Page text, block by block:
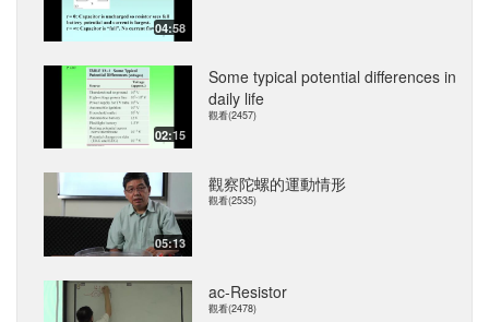
04:58
02:15
Some typical potential differences in
daily life
觀看(2457)
05:13
觀察陀螺的運動情形
觀看(2535)
ac-Resistor
觀看(2478)